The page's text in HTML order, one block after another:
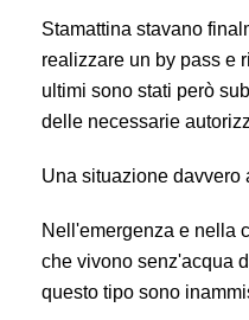
Stamattina stavano
realizzare un by pass e
ultimi sono stati però
delle necessarie
Una situazione davvero
Nell'emergenza e nella
che vivono senz'acqua
questo tipo sono